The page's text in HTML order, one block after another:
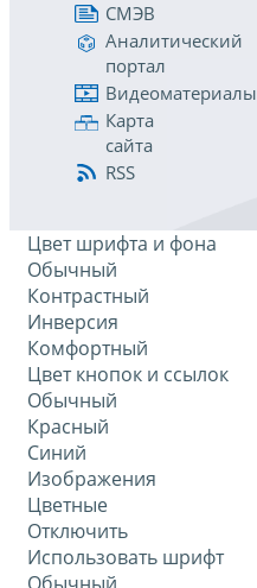
СМЭВ
Аналитический
портал
Видеоматериалы
Карта
сайта
RSS
Цвет шрифта и фона
Обычный
Контрастный
Инверсия
Комфортный
Цвет кнопок и ссылок
Обычный
Красный
Синий
Изображения
Цветные
Отключить
Использовать шрифт